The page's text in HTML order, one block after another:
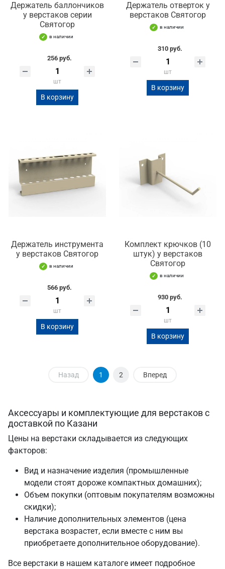
Держатель баллончиков
у верстаков серии
Святогор
в наличии
256 руб.
шт
В корзину
Держатель отверток у
верстаков Святогор
в наличии
310 руб.
шт
В корзину
Держатель инструмента
у верстаков Святогор
в наличии
566 руб.
шт
В корзину
Комплект крючков (10
штук) у верстаков
Святогор
в наличии
930 руб.
шт
В корзину
Назад 1 2 Вперед
Аксессуары и комплектующие для верстаков с
доставкой по Казани
Цены на верстаки складывается из следующих
факторов:
Вид и назначение изделия (промышленные
модели стоят дороже компактных домашних);
Объем покупки (оптовым покупателям возможны
скидки);
Наличие дополнительных элементов (цена
верстака возрастет, если вместе с ним вы
приобретаете дополнительное оборудование).
Все верстаки в нашем каталоге имеет подробное